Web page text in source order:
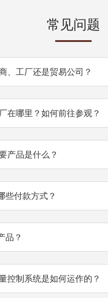
常见问题
、工厂还是贸易公司？
在哪里？如何前往参观？
产品是什么？
些付款方式？
品？
控制系统是如何运作的？